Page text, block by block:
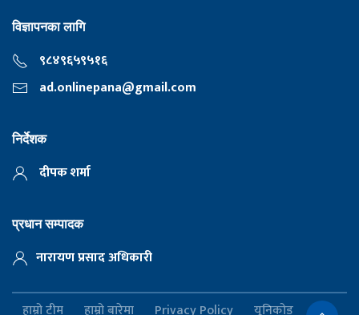
विज्ञापनका लागि
९८४९६५९५१६
ad.onlinepana@gmail.com
निर्देशक
दीपक शर्मा
प्रधान सम्पादक
नारायण प्रसाद अधिकारी